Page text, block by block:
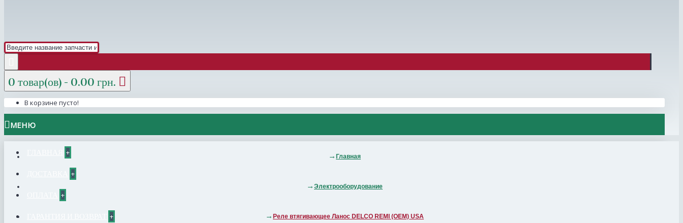
0 товар(ов) - 0.00 грн.
В корзине пусто!
МЕНЮ
+
+
+
+
Главная
Электрооборудование
Реле втягивающее Ланос DELCO REMI (OEM) USA